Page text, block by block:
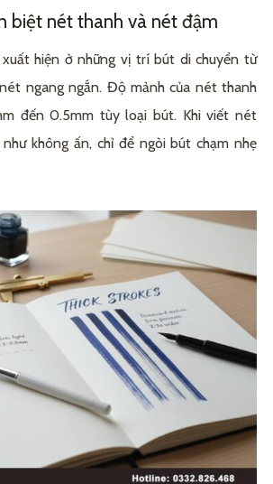
biệt nét thanh và nét đậm
hiện ở những vị trí bút di chuyển từ
ngang ngắn. Độ mảnh của nét thanh
đến 0.5mm tùy loại bút. Khi viết nét
không ấn, chỉ để ngòi bút chạm nhẹ